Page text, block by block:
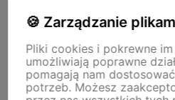
Storm - sklep
Adres sklepu internetowego:ul.
WrocławSiedziba firmy:ul. Jana
🍪 Zarządzanie
Pliki cookies i pokrewne
umożliwiają poprawne
pomagają nam
potrzeb. Możesz